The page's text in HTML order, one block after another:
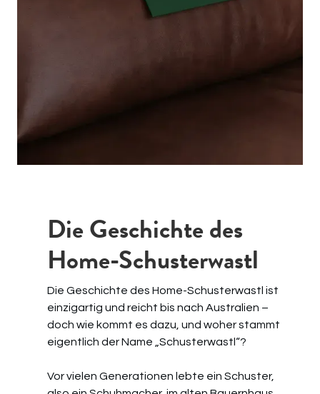
Die Geschichte des
Home-Schusterwastl
Die Geschichte des Home-Schusterwastl ist
einzigartig und reicht bis nach Australien –
doch wie kommt es dazu, und woher stammt
eigentlich der Name „Schusterwastl“?
Vor vielen Generationen lebte ein Schuster,